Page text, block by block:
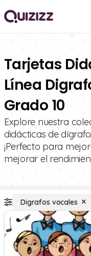
Tarjetas
Línea
Grado 10
Explore nuestra
didácticas de
¡Perfecto para
mejorar el
Digrafos vocales